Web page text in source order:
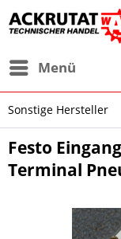
Menü
Sonstige Hersteller
Festo
Terminal